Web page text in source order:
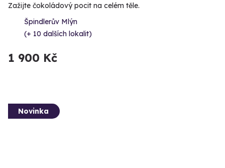
Zažijte čokoládový pocit na celém těle.
Špindlerův Mlýn
(+ 10 dalších lokalit)
1 900 Kč
Novinka